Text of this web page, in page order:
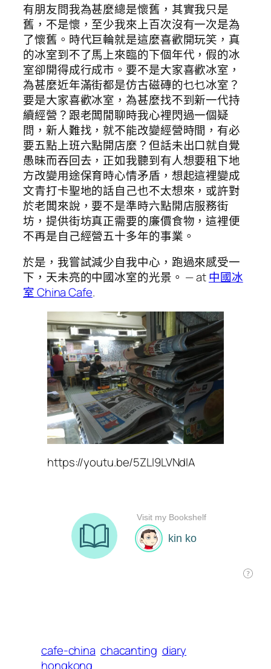
有朋友問我為甚麼總是懷舊，其實我只是
舊，不是懷，至少我來上百次沒有一次是為
了懷舊。時代巨輪就是這麼喜歡開玩笑，真
的冰室到不了馬上來臨的下個年代，假的冰
室卻開得成行成市。要不是大家喜歡冰室，
為甚麼近年滿街都是仿古磁磚的乜乜冰室？
要是大家喜歡冰室，為甚麼找不到新一代持
續經營？跟老闆閒聊時我心裡閃過一個疑
問，新人難找，就不能改變經營時間，有必
要五點上班六點開店麼？但話未出口就自覺
愚昧而吞回去，正如我聽到有人想要租下地
方改變用途保育時心情矛盾，想起這裡變成
文青打卡聖地的話自己也不太想來，或許對
於老闆來說，要不是準時六點開店服務街
坊，提供街坊真正需要的廉價食物，這裡便
不再是自己經營五十多年的事業。
於是，我嘗試減少自我中心，跑過來感受一
下，天未亮的中國冰室的光景。 — at中國冰
室 China Cafe.
https://youtu.be/5ZLl9LVNdIA
cafe-china chacanting diary
hongkong